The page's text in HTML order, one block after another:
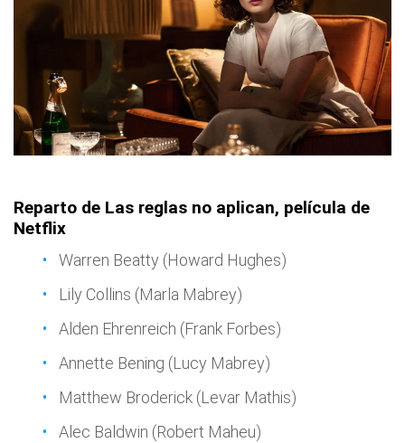
Reparto de Las reglas no aplican, película de
Netflix
Warren Beatty (Howard Hughes)
Lily Collins (Marla Mabrey)
Alden Ehrenreich (Frank Forbes)
Annette Bening (Lucy Mabrey)
Matthew Broderick (Levar Mathis)
Alec Baldwin (Robert Maheu)